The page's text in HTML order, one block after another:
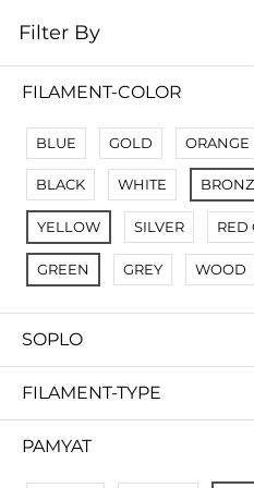
No Results
Not Found Filters1
Not Found Filters2
Filter By
FILAMENT-COLOR
BLUE GOLD ORANGE
BLACK WHITE
YELLOW SILVER RED
GREEN GREY WOOD
SOPLO
FILAMENT-TYPE
PAMYAT